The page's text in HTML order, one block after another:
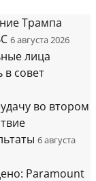
Трампа
6 августа 2026
лица
в совет
во втором
6 августа
Paramount